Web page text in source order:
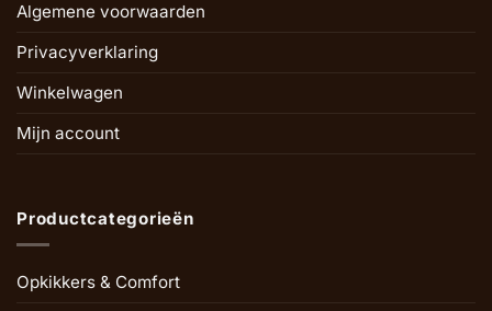
Algemene voorwaarden
Privacyverklaring
Winkelwagen
Mijn account
Productcategorieën
Opkikkers & Comfort